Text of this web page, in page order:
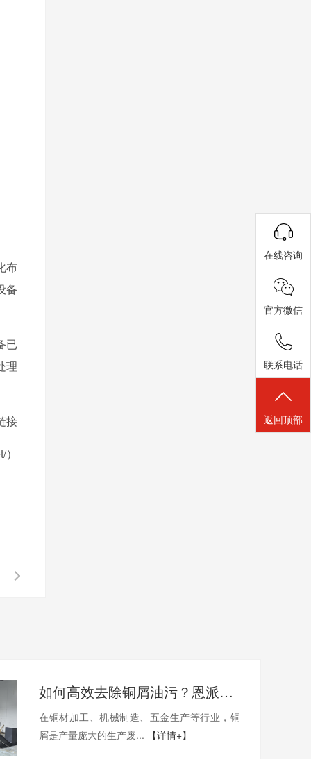
布
备
已
理
接
如何高效去除铜屑油污？恩派特铜屑脱油机给出答案！
在铜材加工、机械制造、五金生产等行业，铜
屑是产量庞大的生产废...
【详情+】
在线咨询
官方微信
联系电话
返回顶部